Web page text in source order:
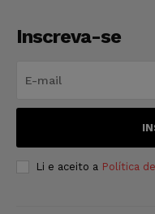
Inscreva-se
Li e aceito a Política